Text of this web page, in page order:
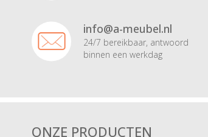
info@a-meubel.nl
24/7 bereikbaar, antwoord
binnen een werkdag
ONZE PRODUCTEN